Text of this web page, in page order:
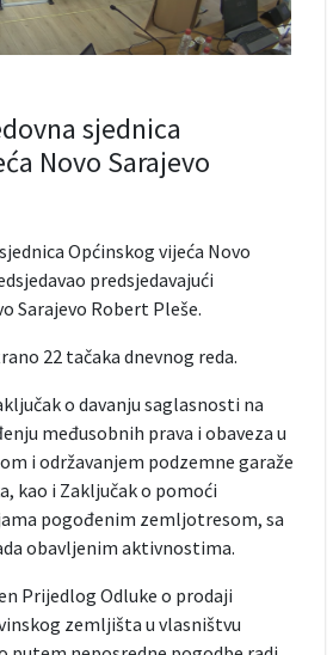
sjednica
Novo Sarajevo
Općinskog vijeća Novo
predsjedavajući
Sarajevo Robert Pleše.
22 tačaka dnevnog reda.
o davanju saglasnosti na
međusobnih prava i obaveza u
i održavanjem podzemne garaže
kao i Zaključak o pomoći
pogođenim zemljotresom, sa
obavljenim aktivnostima.
Prijedlog Odluke o prodaji
zemljišta u vlasništvu